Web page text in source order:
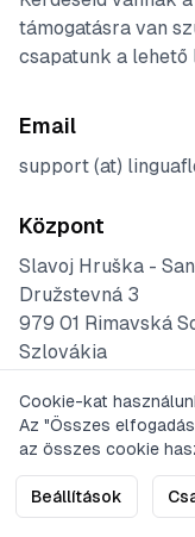
támogatásra van
csapatunk a lehető
Email
support (at)
Központ
Slavoj Hruška -
Družstevná 3
979 01 Rimavská
Szlovákia
Irodai Órák
Hétfő - Péntek:
Szombat &
ÁrazásAdatvédelmi
2023 LinguaFlow.
fenntartva.
Cookie-kat
Az "Összes
az összes cookie
Beállítások